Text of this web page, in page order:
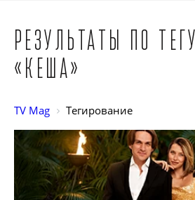
Результаты по тегу
«Кеша»
TV Mag Тегирование